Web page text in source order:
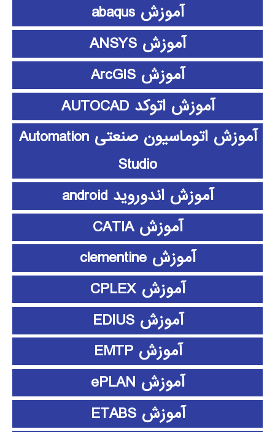
آموزش abaqus
آموزش ANSYS
آموزش ArcGIS
آموزش اتوکد AUTOCAD
آموزش اتوماسیون صنعتی Automation
Studio
آموزش اندوروید android
آموزش CATIA
آموزش clementine
آموزش CPLEX
آموزش EDIUS
آموزش EMTP
آموزش ePLAN
آموزش ETABS